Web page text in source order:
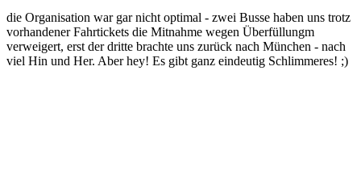
die Organisation war gar nicht optimal - zwei Busse haben uns trotz
vorhandener Fahrtickets die Mitnahme wegen Überfüllungm
verweigert, erst der dritte brachte uns zurück nach München - nach
viel Hin und Her. Aber hey! Es gibt ganz eindeutig Schlimmeres! ;)